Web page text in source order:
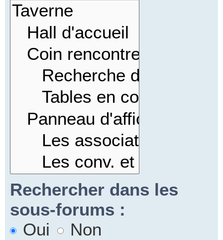
Rechercher dans les
sous-forums :
Oui
Non